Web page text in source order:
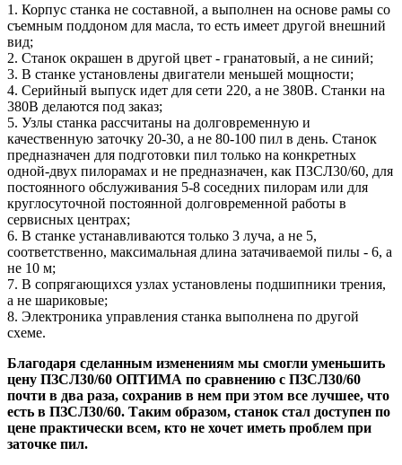
1. Корпус станка не составной, а выполнен на основе рамы со
съемным поддоном для масла, то есть имеет другой внешний
вид;
2. Станок окрашен в другой цвет - гранатовый, а не синий;
3. В станке установлены двигатели меньшей мощности;
4. Серийный выпуск идет для сети 220, а не 380В. Станки на
380В делаются под заказ;
5. Узлы станка рассчитаны на долговременную и
качественную заточку 20-30, а не 80-100 пил в день. Станок
предназначен для подготовки пил только на конкретных
одной-двух пилорамах и не предназначен, как ПЗСЛ30/60, для
постоянного обслуживания 5-8 соседних пилорам или для
круглосуточной постоянной долговременной работы в
сервисных центрах;
6. В станке устанавливаются только 3 луча, а не 5,
соответственно, максимальная длина затачиваемой пилы - 6, а
не 10 м;
7. В сопрягающихся узлах установлены подшипники трения,
а не шариковые;
8. Электроника управления станка выполнена по другой
схеме.
Благодаря сделанным изменениям мы смогли уменьшить
цену ПЗСЛ30/60 ОПТИМА по сравнению с ПЗСЛ30/60
почти в два раза, сохранив в нем при этом все лучшее, что
есть в ПЗСЛ30/60. Таким образом, станок стал доступен по
цене практически всем, кто не хочет иметь проблем при
заточке пил.